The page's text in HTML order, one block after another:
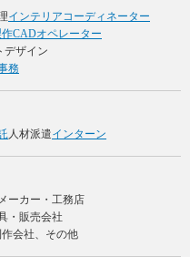
インテリアコーディネーター
CADオペレーター
デザイン
務
人材派遣インターン
ーカー・工務店
・販売会社
会社、その他